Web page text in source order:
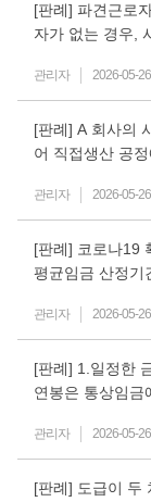
[판례] 파견근로
자가 없는 경우,
관리자 2026-05-26
[판례] A 회사의
어 직접생산 공정
관리자 2026-05-26
[판례] 코로나19
평균임금 산정기
관리자 2026-05-26
[판례] 1.일정한
연봉은 통상임금
관리자 2026-05-26
[판례] 도급이 두